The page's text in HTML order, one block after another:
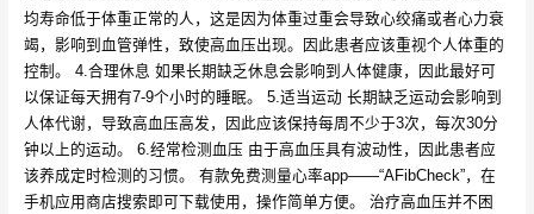
均寿命低于体重正常的人，这是因为体重过重会导致心绞痛或者心力衰
竭，影响到血管弹性，致使高血压出现。因此患者应该重视个人体重的
控制。 4.合理休息 如果长期缺乏休息会影响到人体健康，因此最好可
以保证每天拥有7-9个小时的睡眠。 5.适当运动 长期缺乏运动会影响到
人体代谢，导致高血压高发，因此应该保持每周不少于3次，每次30分
钟以上的运动。 6.经常检测血压 由于高血压具有波动性，因此患者应
该养成定时检测的习惯。 有款免费测量心率app——“AFibCheck”，在
手机应用商店搜索即可下载使用，操作简单方便。 治疗高血压并不困